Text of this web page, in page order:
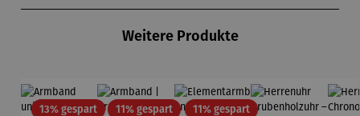
Weitere Produkte
13% gespartRabatt11% gespartRabatt11% gespartRabatt